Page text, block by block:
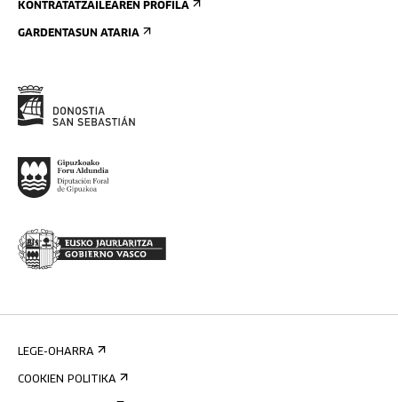
KONTRATATZAILEAREN PROFILA
GARDENTASUN ATARIA
LEGE-OHARRA
COOKIEN POLITIKA